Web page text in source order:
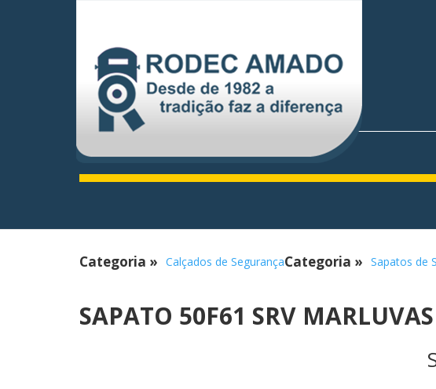
Categoria » Calçados de SegurançaCategoria » Sapatos de
SAPATO 50F61 SRV MARLUVAS